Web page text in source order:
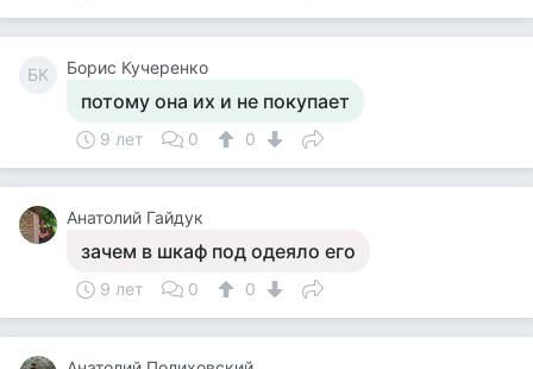
БК Борис Кучеренко
потому она их и не покупает
9 лет 0 0
Анатолий Гайдук
зачем в шкаф под одеяло его
9 лет 0 0